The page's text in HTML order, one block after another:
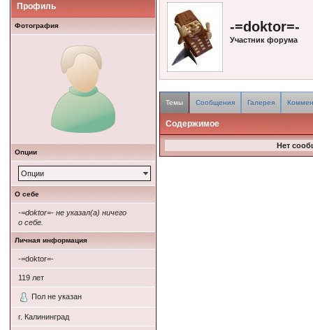
Профиль
Фотография
Опции
Опции
О себе
-=doktor=- не указал(а) ничего
о себе.
Личная информация
-=doktor=-
119 лет
Пол не указан
г. Калининград
-=doktor=-
Участник форума
Темы Сообщения Галерея
Содержимое
Нет